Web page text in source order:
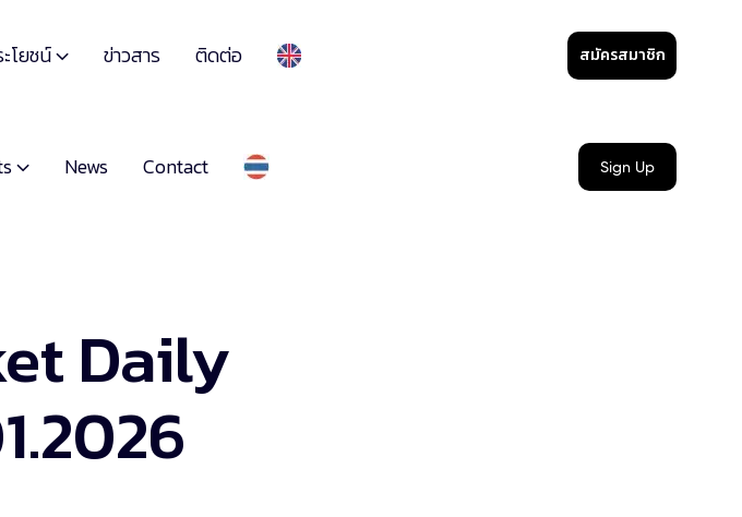
โยชน์  ข่าวสาร ติดต่อ สมัครสมาชิก
 News Contact Sign Up
Daily